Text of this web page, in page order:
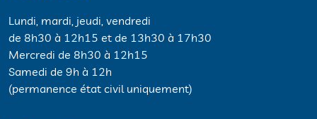
Lundi, mardi, jeudi, vendredi
de 8h30 à 12h15 et de 13h30 à 17h30
Mercredi de 8h30 à 12h15
Samedi de 9h à 12h
(permanence état civil uniquement)